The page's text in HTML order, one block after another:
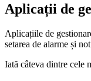
Aplicații de
Aplicațiile de
setarea de alarme și
Iată câteva dintre cele